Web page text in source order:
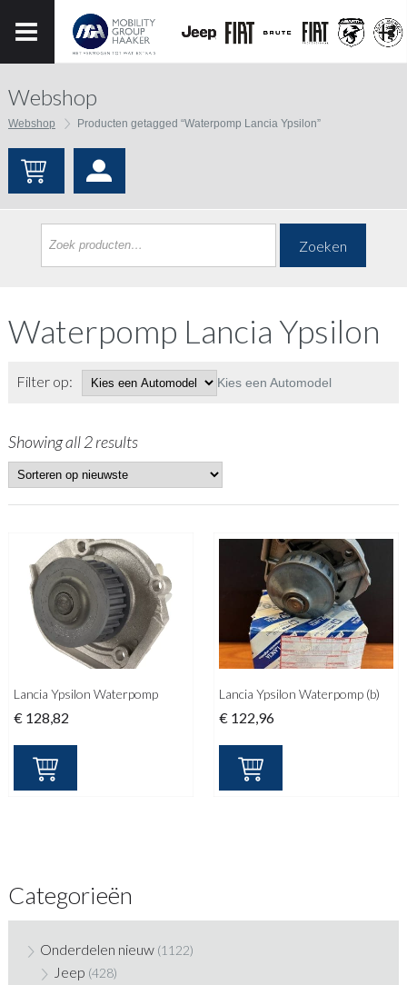
Webshop
Webshop Producten getagged “Waterpomp Lancia Ypsilon”
Zoeken
Waterpomp Lancia Ypsilon
Filter op: Kies een Automodel
Showing all 2 results
Lancia Ypsilon Waterpomp
€ 128,82
Lancia Ypsilon Waterpomp (b)
€ 122,96
Categorieën
Onderdelen nieuw (1122)
Jeep (428)